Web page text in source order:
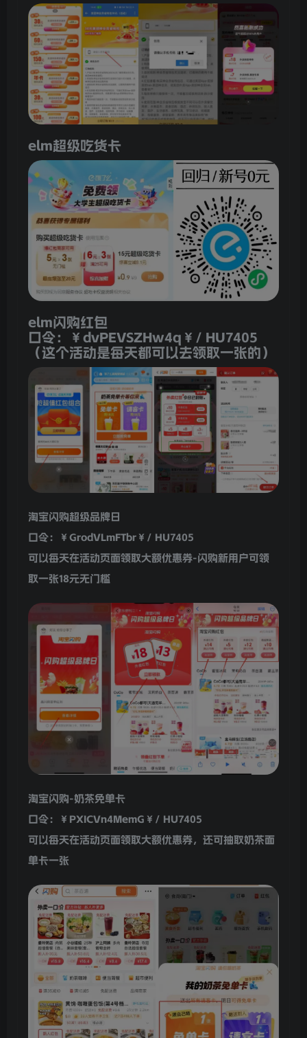
elm超级吃货卡
elm闪购红包
口令：￥dvPEVSZHw4q￥/ HU7405
（这个活动是每天都可以去领取一张的）
淘宝闪购超级品牌日
口令：￥GrodVLmFTbr￥/ HU7405
可以每天在活动页面领取大额优惠券-闪购新用户可领
取一张18元无门槛
淘宝闪购-奶茶免单卡
口令：￥PXICVn4MemG￥/ HU7405
可以每天在活动页面领取大额优惠券，还可抽取奶茶面
单卡一张